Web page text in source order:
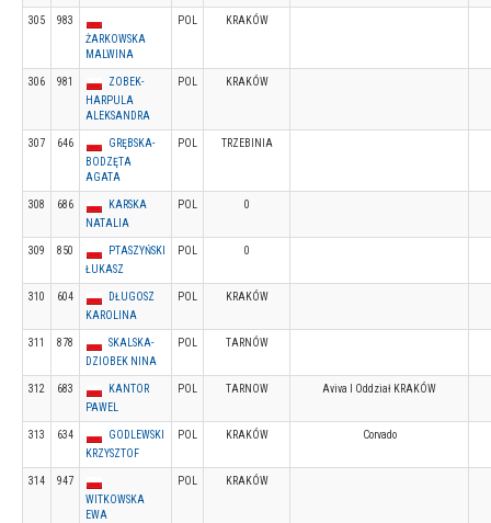
305
983
ŻARKOWSKA
MALWINA
POL KRAKÓW
306 981
ZOBEK-
HARPULA
ALEKSANDRA
POL KRAKÓW
307 646
GRĘBSKA-
BODZĘTA
AGATA
POL TRZEBINIA
308 686
KARSKA
NATALIA
POL 0
309 850
PTASZYŃSKI
ŁUKASZ
POL 0
310 604
DŁUGOSZ
KAROLINA
POL KRAKÓW
311 878
SKALSKA-
DZIOBEK NINA
POL TARNÓW
312 683
KANTOR
PAWEL
POL TARNOW Aviva I Oddział KRAKÓW
313 634
GODLEWSKI
KRZYSZTOF
POL KRAKÓW Corvado
314
947
WITKOWSKA
EWA
POL KRAKÓW